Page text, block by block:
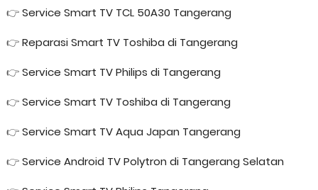
👉Service Smart TV TCL 50A30 Tangerang
👉Reparasi Smart TV Toshiba di Tangerang
👉Service Smart TV Philips di Tangerang
👉Service Smart TV Toshiba di Tangerang
👉Service Smart TV Aqua Japan Tangerang
👉Service Android TV Polytron di Tangerang Selatan